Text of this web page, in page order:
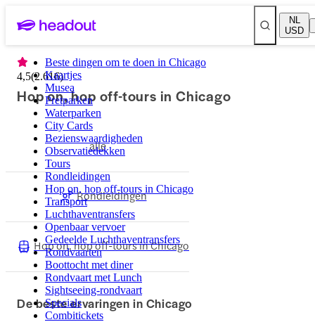
NL
USD
Beste dingen om te doen in Chicago
Kaartjes
Musea
Pretparken
Waterparken
City Cards
Bezienswaardigheden
Observatiedekken
Tours
Rondleidingen
Hop on, hop off-tours in Chicago
Transport
Luchthaventransfers
Openbaar vervoer
Gedeelde Luchthaventransfers
Rondvaarten
Boottocht met diner
Rondvaart met Lunch
Sightseeing-rondvaart
Specials
Combitickets
4,5(2.616)
Hop on, hop off-tours in Chicago
alle
Rondleidingen
Hop on, hop off-tours in Chicago
De beste ervaringen in Chicago